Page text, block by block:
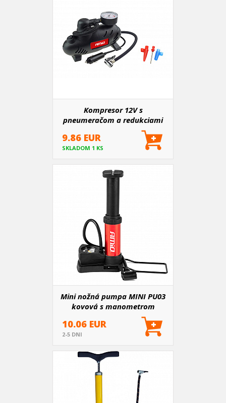
Kompresor 12V s
pneumeračom a redukciami
9.86 EUR
SKLADOM 1 KS
Mini nožná pumpa MINI PU03
kovová s manometrom
10.06 EUR
2-5 DNI